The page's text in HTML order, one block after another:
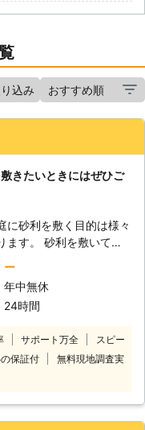
込み
きたいときにはぜひご
に砂利を敷く目的は様々
利を敷いてお
草が生えにくくなりま
くときに音が出るので
めに砂利を敷く方もいま
構などの見栄えをよく
タリの砂利敷きを「砂利
案しています。 砂利
とって過ごしやすく安全
ー
年中無休
24時間
サポート万全
スピー
保証付
無料現地調査実